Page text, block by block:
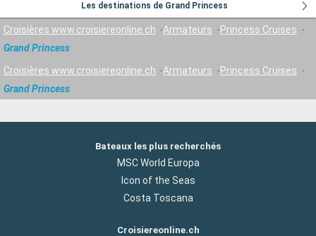
Les destinations de Grand Princess
Croisières www.croisiereonline.ch Armateurs
Princess Cruises
Grand Princess
Croisières www.croisiereonline.ch Armateurs
Princess Cruises
Grand Princess
Bateaux les plus recherchés
MSC World Europa
Icon of the Seas
Costa Toscana
Croisiereonline.ch